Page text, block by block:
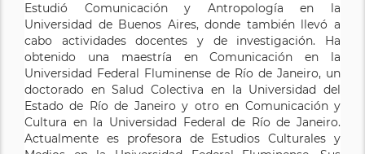
Estudió Comunicación y Antropología en la
Universidad de Buenos Aires, donde también llevó a
cabo actividades docentes y de investigación. Ha
obtenido una maestría en Comunicación en la
Universidad Federal Fluminense de Río de Janeiro, un
doctorado en Salud Colectiva en la Universidad del
Estado de Río de Janeiro y otro en Comunicación y
Cultura en la Universidad Federal de Río de Janeiro.
Actualmente es profesora de Estudios Culturales y